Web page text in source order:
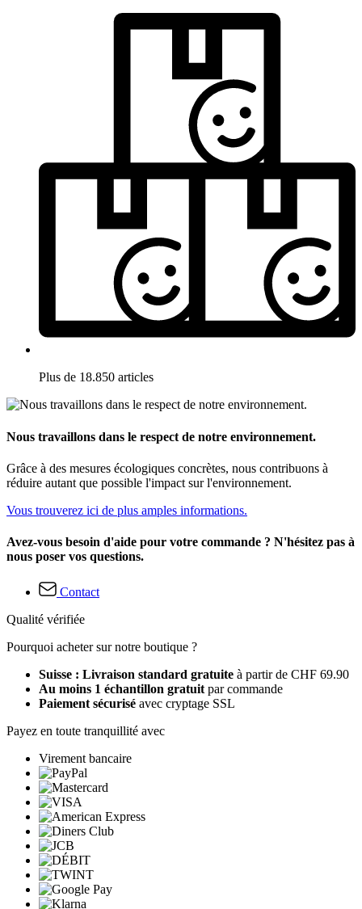
Plus de 18.850 articles
Nous travaillons dans le respect de notre environnement.
Grâce à des mesures écologiques concrètes, nous contribuons à
réduire autant que possible l'impact sur l'environnement.
Vous trouverez ici de plus amples informations.
Avez-vous besoin d'aide pour votre commande ? N'hésitez pas à
nous poser vos questions.
Contact
Qualité vérifiée
Pourquoi acheter sur notre boutique ?
Suisse : Livraison standard gratuite à partir de CHF 69.90
Au moins 1 échantillon gratuit par commande
Paiement sécurisé avec cryptage SSL
Payez en toute tranquillité avec
Virement bancaire